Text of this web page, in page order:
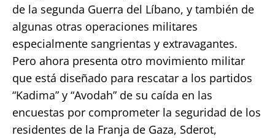
de la segunda Guerra del Líbano, y también de
algunas otras operaciones militares
especialmente sangrientas y extravagantes.
Pero ahora presenta otro movimiento militar
que está diseñado para rescatar a los partidos
“Kadima” y “Avodah” de su caída en las
encuestas por comprometer la seguridad de los
residentes de la Franja de Gaza, Sderot,